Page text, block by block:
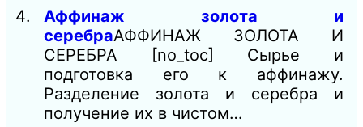
Аффинаж золота и
серебраАФФИНАЖ ЗОЛОТА И
СЕРЕБРА [no_toc] Сырье и
подготовка его к аффинажу.
Разделение золота и серебра и
получение их в чистом…